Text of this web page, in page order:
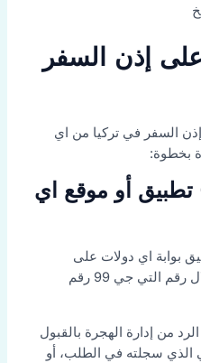
إذن السفر
السفر في تركيا من اي
بخطوة:
تطبيق أو موقع اي
بوابة اي دولات على
الهاتف وتسجيل الدخول من خلال رقم التي جي 99 رقم
من إدارة الهجرة بالقبول
الذي سجلته في الطلب، أو